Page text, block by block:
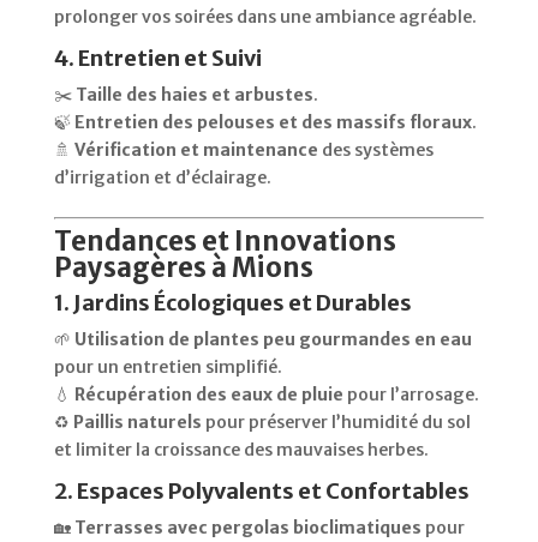
prolonger vos soirées dans une ambiance agréable.
4. Entretien et Suivi
✂️ Taille des haies et arbustes.
🍃 Entretien des pelouses et des massifs floraux.
🚿 Vérification et maintenance des systèmes
d’irrigation et d’éclairage.
Tendances et Innovations
Paysagères à Mions
1. Jardins Écologiques et Durables
🌱 Utilisation de plantes peu gourmandes en eau
pour un entretien simplifié.
💧 Récupération des eaux de pluie pour l’arrosage.
♻️ Paillis naturels pour préserver l’humidité du sol
et limiter la croissance des mauvaises herbes.
2. Espaces Polyvalents et Confortables
🏡 Terrasses avec pergolas bioclimatiques pour